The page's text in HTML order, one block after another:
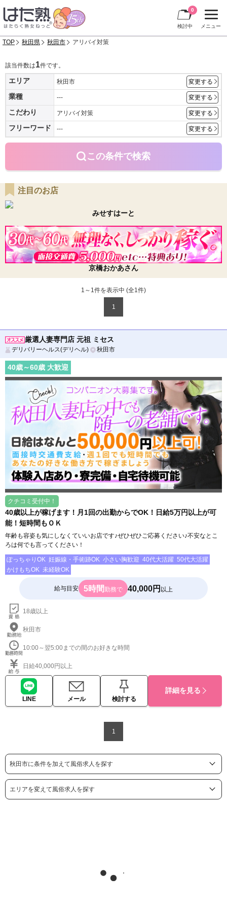
メニュー
検討中
0
TOP 秋田県 秋田市 アリバイ対策
該当件数は1件です。
エリア 秋田市 変更する
業種 --- 変更する
こだわり アリバイ対策 変更する
フリーワード --- 変更する
この条件で検索
注目のお店
みせすはーと
京橋おかあさん
1～1件を表示中 (全1件)
1
厳選人妻専門店 元祖 ミセス
デリバリーヘルス(デリヘル) 秋田市
40歳～60歳 大歓迎
クチコミ受付中！
40歳以上が稼げます！月1回の出勤からでOK！日給5万円以上が可
能！短時間もＯＫ
年齢も容姿も気にしなくていいお店です♪ぜひぜひご応募ください♪不安なとこ
ろは何でも言ってください！
ぽっちゃりOK 妊娠線・手術跡OK 小さい胸歓迎 40代大活躍 50代大活躍
かけもちOK 未経験OK
給与目安 5時間勤務で 40,000円 以上
18歳以上
秋田市
10:00～翌5:00までの間のお好きな時間
日給40,000円以上
LINE メール 検討する
詳細を見る
1
秋田市に条件を加えて風俗求人を探す
エリアを変えて風俗求人を探す